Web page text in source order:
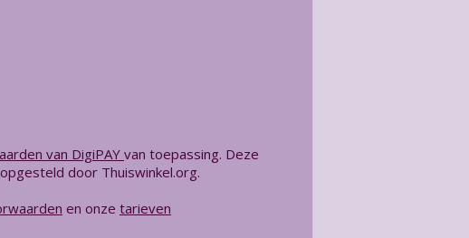
van DigiPAY van toepassing. Deze
door Thuiswinkel.org.
en onze tarieven